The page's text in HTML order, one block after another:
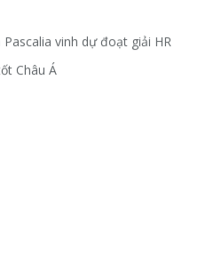
vinh dự đoạt giải HR
Châu Á